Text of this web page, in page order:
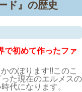
ド』の歴史
で初めて作ったファ
のぼります!!このこ
た現在のエルメスの
代になります。